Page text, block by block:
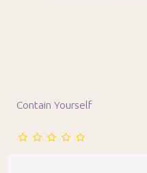
Contain Yourself